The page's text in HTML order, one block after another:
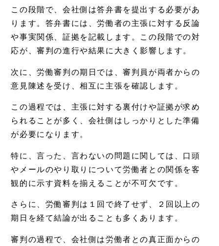
この段階で、会社側は答弁書を提出する必要があ
ります。答弁書には、労働者の主張に対する反論
や事実関係、証拠を記載します。この段階での対
応が、審判の進行や結果に大きく影響します。
次に、労働審判の期日では、審判員が両者からの
意見陳述を受け、相互に主張を確認します。
この過程では、主張に対する裏付けや証拠が求め
られることが多く、会社側はしっかりとした準備
が必要になります。
特に、言った、言わないの問題に関しては、口頭
やメールのやり取りについて労働者との関係を客
観的に示す資料を揃えることが不可欠です。
さらに、労働審判は１回で終了せず、２回以上の
期日を経て結論が出ることも多くあります。
審判の過程で、会社側は労働者との真正面からの